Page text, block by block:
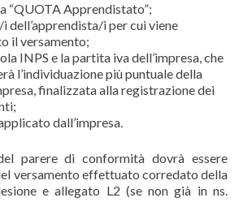
“QUOTA Apprendistato”;
dell’apprendista/i per cui viene
il versamento;
INPS e la partita iva dell’impresa, che
l’individuazione più puntuale della
finalizzata alla registrazione dei
dall’impresa.
parere di conformità dovrà essere
versamento effettuato corredato della
e allegato L2 (se non già in ns.